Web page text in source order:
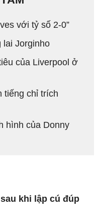
với tỷ số 2-0”
lai Jorginho
của Liverpool ở
tiếng chỉ trích
hình của Donny
khi lập cú đúp